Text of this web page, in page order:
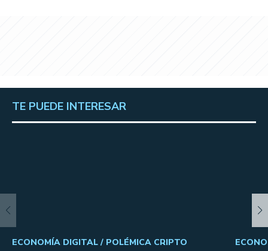
TE PUEDE INTERESAR
ECONOMÍA DIGITAL / POLÉMICA CRIPTO